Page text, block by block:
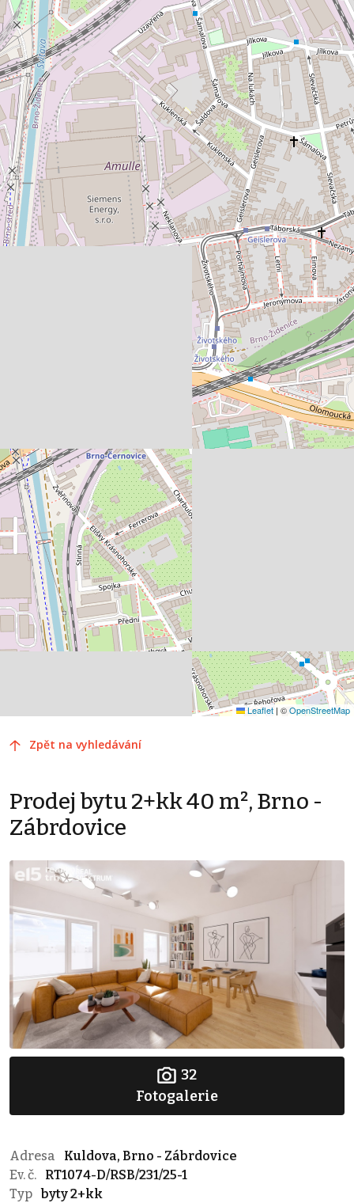
Leaflet | ©OpenStreetMap
Zpět na vyhledávání
Prodej bytu 2+kk 40 m², Brno -
Zábrdovice
32
Fotogalerie
Adresa
Kuldova, Brno - Zábrdovice
Ev. č.
RT1074-D/RSB/231/25-1
Typ byty 2+kk